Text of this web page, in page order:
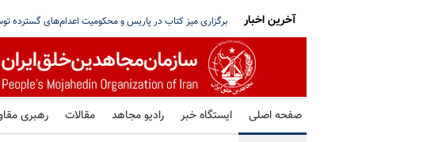
شورای ملی مقاومت ایران - مسئول شورا - تبریک ۳۰ تیر در صد و بیستمین خواستار توقف فوری همه اعدامها در ایران شد
آخرین اخبار
صفحه اصلی ایستگاه خبر رادیو مجاهد مقالات رهبری